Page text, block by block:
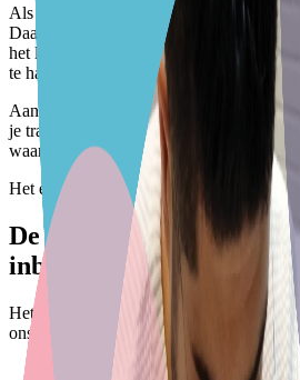
Als je inburgert, doe je aan het einde een
Daarmee laat je zien dat je genoeg
het leven in Nederland werkt. Je krijgt
te halen — bij ons krijg je een goede
Aan het begin bepalen we met een
je traject toetsen we regelmatig, zodat jij
waar je staat en wat de volgende stap is.
Het examen
De onderdelen van het
inburgeringsexamen
Het inburgeringsexamen bestaat uit
ons oefen je ze allemaal met